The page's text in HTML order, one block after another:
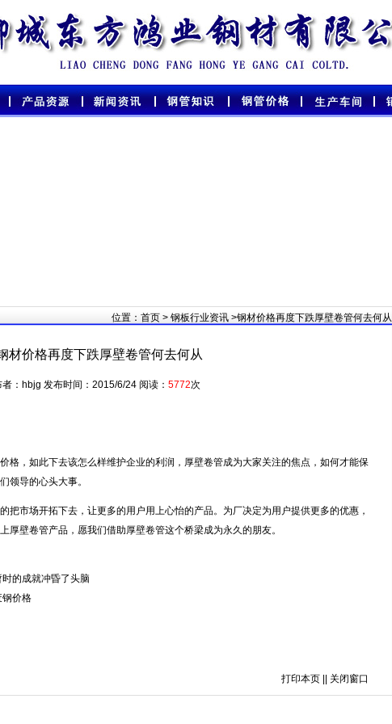
位置： 首页> 钢板行业资讯>钢材价格再度下跌厚壁卷管何去何从
材价格再度下跌厚壁卷管何去何从
者：hbjg 发布时间：2015/6/24 阅读： 5772次
格，如此下去该怎么样维护企业的利润，厚壁卷管成为大家关注的焦点，如何才能保
领导的心头大事。
市场开拓下去，让更多的用户用上心怡的产品。为厂决定为用户提供更多的优惠，
厚壁卷管产品，愿我们借助厚壁卷管这个桥梁成为永久的朋友。
的成就冲昏了头脑
价格
打印本页|| 关闭窗口